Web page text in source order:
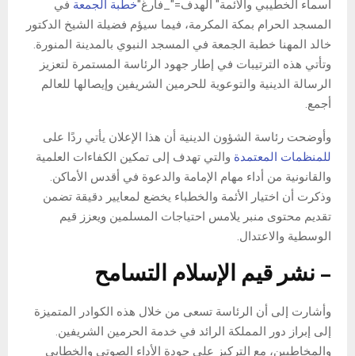
أسماء الخطيبي والأئمة" الهدف="_فارغ"خطبة الجمعة في
المسجد الحرام بمكة المكرمة، فيما سيؤم فضيلة الشيخ الدكتور
خالد المهنا خطبة الجمعة في المسجد النبوي بالمدينة المنورة.
وتأتي هذه الترتيبات في إطار جهود الرئاسة المستمرة لتعزيز
الرسالة الدينية والتوعوية للحرمين الشريفين وإيصالها للعالم
أجمع.
وأوضحت رئاسة الشؤون الدينية أن هذا الإعلان يأتي ردًا على
للمنظمات المعتمدة والتي تهدف إلى تمكين الكفاءات العلمية
والقانونية من أداء مهام الإمامة والدعوة في أقدس الأماكن.
وذكرت أن اختيار الأئمة والخطباء يخضع لمعايير دقيقة تضمن
تقديم محتوى منبر يلامس احتياجات المسلمين ويعزز قيم
الوسطية والاعتدال.
– نشر قيم الإسلام التسامح
وأشارت إلى أن الرئاسة تسعى من خلال هذه الكوادر المتميزة
إلى إبراز دور المملكة الرائد في خدمة الحرمين الشريفين.
والمخاطبين، مع التركيز على جودة الأداء الصوتي والخطابي